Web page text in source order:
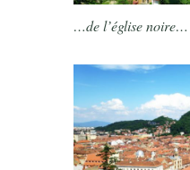
…de l’église noire…